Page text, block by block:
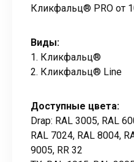
Кликфальц® PRO от
Виды:
1. Кликфальц®
2. Кликфальц® Line
Доступные цвета:
Drap: RAL 3005, RAL
RAL 7024, RAL 8004,
9005, RR 32